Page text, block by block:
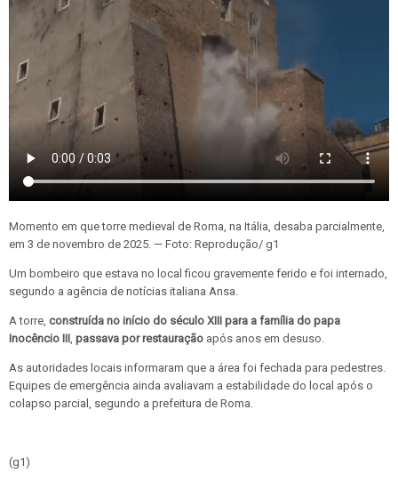
Momento em que torre medieval de Roma, na Itália, desaba parcialmente,
em 3 de novembro de 2025. — Foto: Reprodução/ g1
Um bombeiro que estava no local ficou gravemente ferido e foi internado,
segundo a agência de notícias italiana Ansa.
A torre, construída no início do século XIII para a família do papa
Inocêncio III passava por restauração após anos em desuso.
As autoridades locais informaram que a área foi fechada para pedestres.
Equipes de emergência ainda avaliavam a estabilidade do local após o
colapso parcial, segundo a prefeitura de Roma.
(g1)